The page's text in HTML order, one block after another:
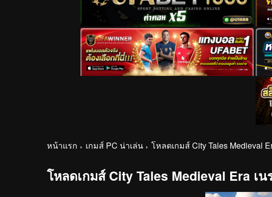
หน้าแรก เกมส์ PC น่าเล่น โหลดเกมส์ City Tales Medieval
โหลดเกมส์ City Tales Medieval Era เน